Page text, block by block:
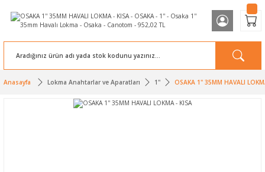
Anasayfa Lokma Anahtarlar ve Aparatları 1'' OSAKA 1'' 35MM HAVALI